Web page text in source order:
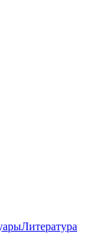
Литература